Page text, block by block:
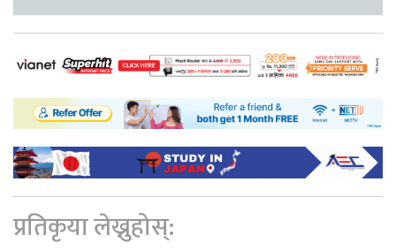
प्रतिकृया लेख्नुहोस्: